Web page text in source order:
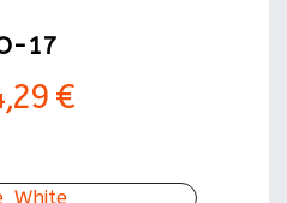
17
€